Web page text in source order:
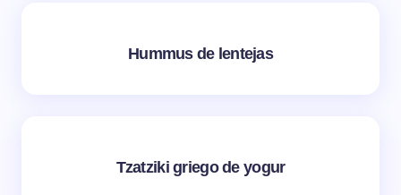
Hummus de lentejas
Tzatziki griego de yogur